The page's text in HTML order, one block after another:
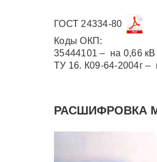
ГОСТ 24334-80
Коды ОКП:
35444101 – на 0,66 кВ
ТУ 16. К09-64-2004г –
РАСШИФРОВКА